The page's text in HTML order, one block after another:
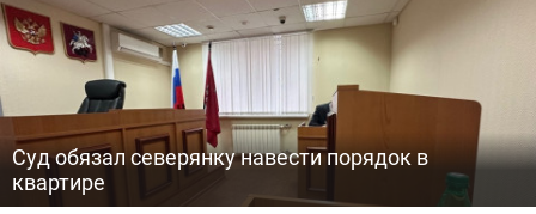
Суд обязал северянку навести порядок в
квартире